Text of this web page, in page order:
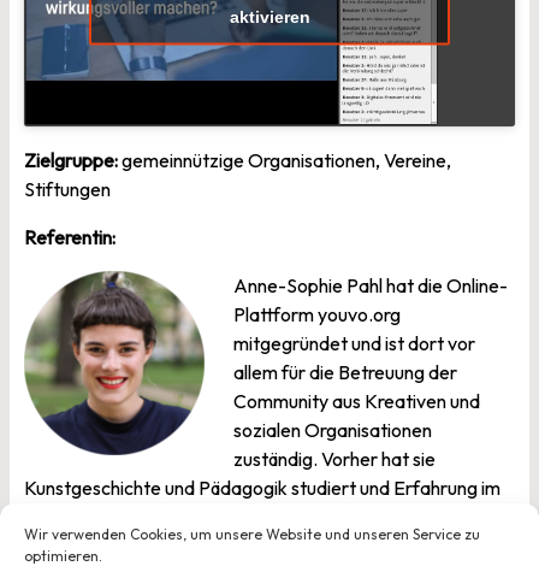
Wir verwenden Cookies, um unsere Website und unseren Service zu
optimieren.
aktivieren
Zielgruppe:gemeinnützige Organisationen, Vereine,
Stiftungen
Referentin:
Anne-Sophie Pahl hat die Online-
Plattform youvo.org
mitgegründet und ist dort vor
allem für die Betreuung der
Community aus Kreativen und
sozialen Organisationen
zuständig. Vorher hat sie
Kunstgeschichte und Pädagogik studiert und Erfahrung im
in den Feldern Kommunikation und Digitalisierung und